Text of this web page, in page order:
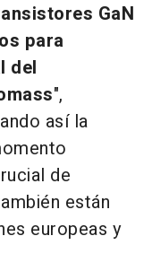
GaN
para
del
",
así la
de
están
europeas y